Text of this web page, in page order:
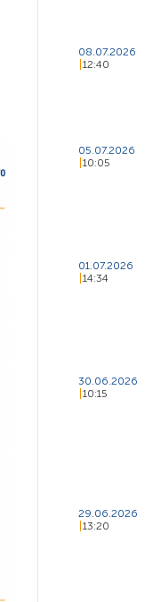
08.07.2026
12:40
05.07.2026
10:05
01.07.2026
14:34
30.06.2026
10:15
29.06.2026
13:20